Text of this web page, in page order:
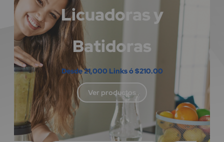
Licuadoras y
Batidoras
Desde 21,000 Links ó $210.00
Ver productos